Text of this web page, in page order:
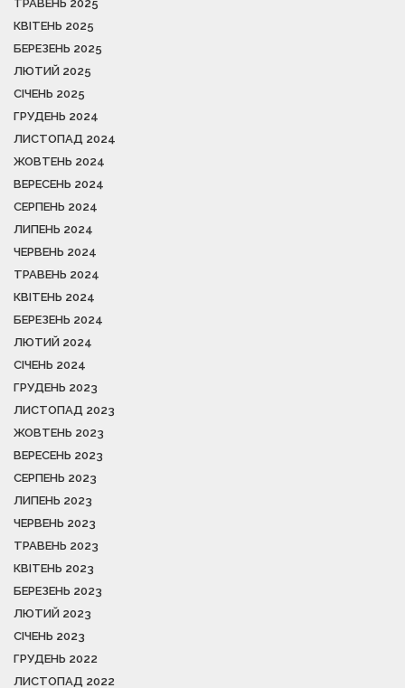
ТРАВЕНЬ 2025
КВІТЕНЬ 2025
БЕРЕЗЕНЬ 2025
ЛЮТИЙ 2025
СІЧЕНЬ 2025
ГРУДЕНЬ 2024
ЛИСТОПАД 2024
ЖОВТЕНЬ 2024
ВЕРЕСЕНЬ 2024
СЕРПЕНЬ 2024
ЛИПЕНЬ 2024
ЧЕРВЕНЬ 2024
ТРАВЕНЬ 2024
КВІТЕНЬ 2024
БЕРЕЗЕНЬ 2024
ЛЮТИЙ 2024
СІЧЕНЬ 2024
ГРУДЕНЬ 2023
ЛИСТОПАД 2023
ЖОВТЕНЬ 2023
ВЕРЕСЕНЬ 2023
СЕРПЕНЬ 2023
ЛИПЕНЬ 2023
ЧЕРВЕНЬ 2023
ТРАВЕНЬ 2023
КВІТЕНЬ 2023
БЕРЕЗЕНЬ 2023
ЛЮТИЙ 2023
СІЧЕНЬ 2023
ГРУДЕНЬ 2022
ЛИСТОПАД 2022